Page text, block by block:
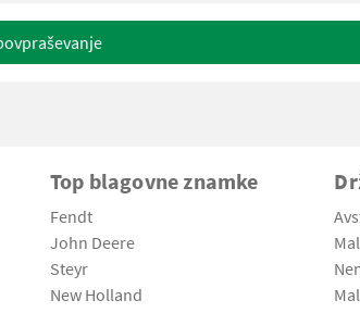
Top blagovne znamke
Fendt
John Deere
Steyr
New Holland